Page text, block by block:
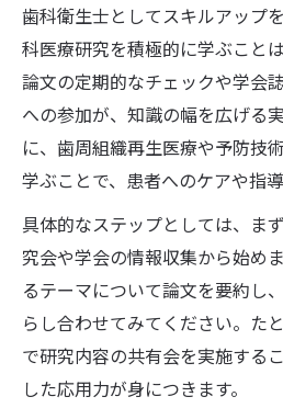
歯科衛生士としてスキルアップ
科医療研究を積極的に学ぶこと
論文の定期的なチェックや学会
への参加が、知識の幅を広げる
に、歯周組織再生医療や予防技
学ぶことで、患者へのケアや指
具体的なステップとしては、ま
究会や学会の情報収集から始め
るテーマについて論文を要約し
らし合わせてみてください。た
で研究内容の共有会を実施する
した応用力が身につきます。